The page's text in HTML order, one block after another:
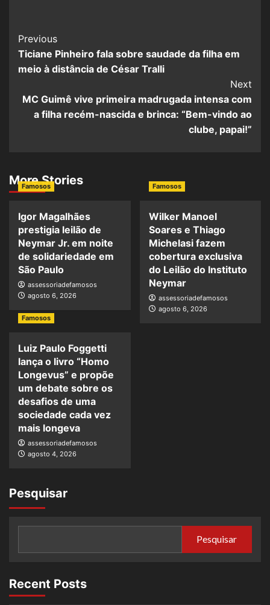
Post
Navigation
Previous
Ticiane Pinheiro fala sobre saudade da filha em
meio à distância de César Tralli
Next
MC Guimê vive primeira madrugada intensa com
a filha recém-nascida e brinca: “Bem-vindo ao
clube, papai!”
More Stories
Famosos
Igor Magalhães
prestigia leilão de
Neymar Jr. em noite
de solidariedade em
São Paulo
assessoriadefamosos
agosto 6, 2026
Famosos
Wilker Manoel
Soares e Thiago
Michelasi fazem
cobertura exclusiva
do Leilão do Instituto
Neymar
assessoriadefamosos
agosto 6, 2026
Famosos
Luiz Paulo Foggetti
lança o livro “Homo
Longevus” e propõe
um debate sobre os
desafios de uma
sociedade cada vez
mais longeva
assessoriadefamosos
agosto 4, 2026
Pesquisar
Pesquisar
Recent Posts